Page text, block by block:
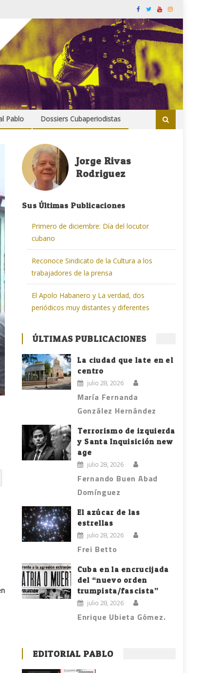
Pablo Dossiers Cubaperiodistas
Jorge Rivas
Rodriguez
Sus Últimas Publicaciones
Primero de diciembre: Día del locutor
cubano
Reconoce Sindicato de la Cultura a los
trabajadores de la prensa
El Apolo Habanero y La verdad, dos
periódicos muy distantes y diferentes
ÚLTIMAS PUBLICACIONES
La ciudad que late en el
centro
julio 28, 2026
María Fernanda
González Hernández
Terrorismo de izquierda
y Santa Inquisición new
age
julio 28, 2026
Fernando Buen Abad
Domínguez
El azúcar de las
estrellas
julio 28, 2026
Frei Betto
Cuba en la encrucijada
del “nuevo orden
trumpista/fascista”
julio 28, 2026
Enrique Ubieta Gómez.
EDITORIAL PABLO